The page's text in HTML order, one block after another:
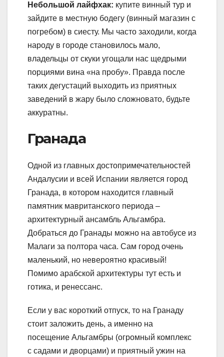
Небольшой лайфхак: купите винный тур и
зайдите в местную бодегу (винный магазин с
погребом) в сиесту. Мы часто заходили, когда
народу в городе становилось мало,
владельцы от скуки угощали нас щедрыми
порциями вина «на пробу». Правда после
таких дегустаций выходить из приятных
заведений в жару было сложновато, будьте
аккуратны.
Гранада
Одной из главных достопримечательностей
Андалусии и всей Испании является город
Гранада, в котором находится главный
памятник мавританского периода –
архитектурный ансамбль Альгамбра.
Добраться до Гранады можно на автобусе из
Малаги за полтора часа. Сам город очень
маленький, но невероятно красивый!
Помимо арабской архитектуры тут есть и
готика, и ренессанс.
Если у вас короткий отпуск, то на Гранаду
стоит заложить день, а именно на
посещение Альгамбры (огромный комплекс
с садами и дворцами) и приятный ужин на